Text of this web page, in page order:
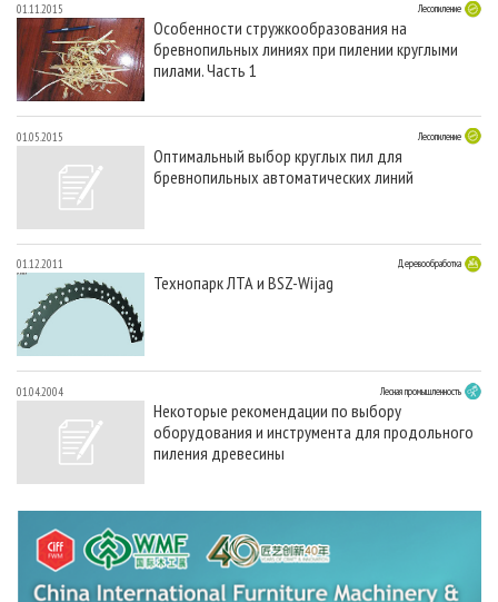
01.11.2015 Лесопиление
Особенности стружкообразования на
бревнопильных линиях при пилении круглыми
пилами. Часть 1
01.05.2015 Лесопиление
Оптимальный выбор круглых пил для
бревнопильных автоматических линий
01.12.2011 Деревообработка
Технопарк ЛТА и BSZ-Wijag
01.04.2004 Лесная промышленность
Некоторые рекомендации по выбору
оборудования и инструмента для продольного
пиления древесины